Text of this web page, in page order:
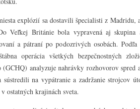
explózií sa dostavili špecialisti z Madridu,
Veľkej Británie bola vypravená aj
a pátraní po podozrivých osobách.
operácia všetkých bezpečnostných
analyzuje nahrávky rozhovorov
na vypátranie a zadržanie strojcov
ostatných krajinách sveta.